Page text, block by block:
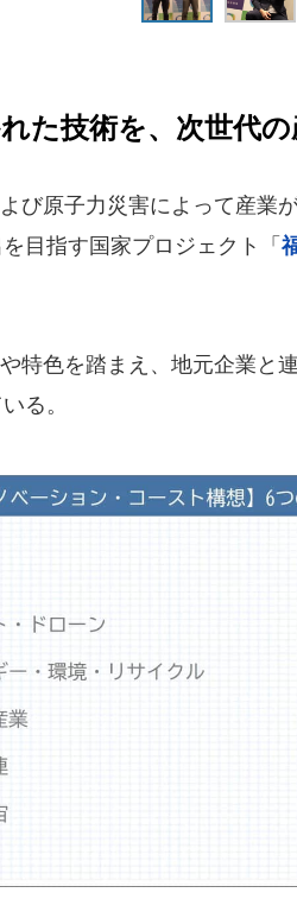
た技術を、次世代
び原子力災害によって産業
目指す国家プロジェクト「
特色を踏まえ、地元企業と
る。